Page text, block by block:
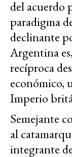
del acuerdo
paradigma
declinante
Argentina
recíproca
económico,
Imperio
Semejante
al
integrante